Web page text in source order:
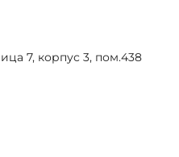
7, корпус 3, пом.438